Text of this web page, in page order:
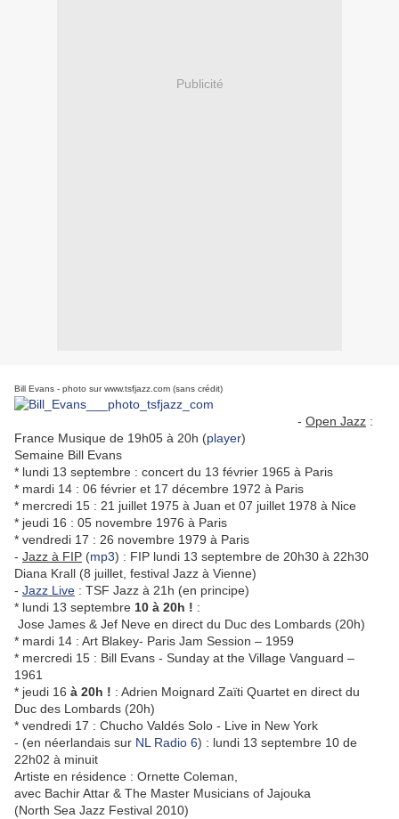
Publicité
Bill Evans - photo sur www.tsfjazz.com (sans crédit)
- Open Jazz :
France Musique de 19h05 à 20h (player)
Semaine Bill Evans
* lundi 13 septembre : concert du 13 février 1965 à Paris
* mardi 14 : 06 février et 17 décembre 1972 à Paris
* mercredi 15 : 21 juillet 1975 à Juan et 07 juillet 1978 à Nice
* jeudi 16 : 05 novembre 1976 à Paris
* vendredi 17 : 26 novembre 1979 à Paris
- Jazz à FIP (mp3) : FIP lundi 13 septembre de 20h30 à 22h30
Diana Krall (8 juillet, festival Jazz à Vienne)
- Jazz Live : TSF Jazz à 21h (en principe)
* lundi 13 septembre 10 à 20h ! :
Jose James & Jef Neve en direct du Duc des Lombards (20h)
* mardi 14 : Art Blakey- Paris Jam Session – 1959
* mercredi 15 : Bill Evans - Sunday at the Village Vanguard –
1961
* jeudi 16 à 20h ! : Adrien Moignard Zaïti Quartet en direct du
Duc des Lombards (20h)
* vendredi 17 : Chucho Valdés Solo - Live in New York
- (en néerlandais sur NL Radio 6) : lundi 13 septembre 10 de
22h02 à minuit
Artiste en résidence : Ornette Coleman,
avec Bachir Attar & The Master Musicians of Jajouka
(North Sea Jazz Festival 2010)